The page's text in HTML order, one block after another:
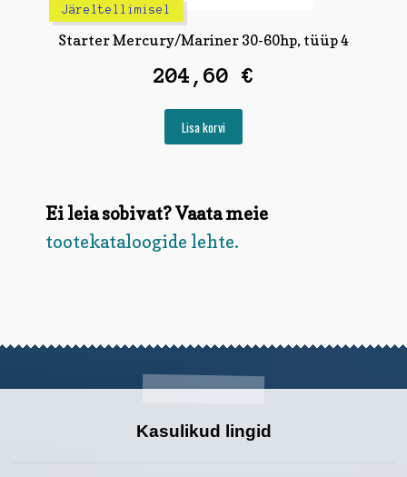
Järeltellimisel
Starter Mercury/Mariner 30-60hp, tüüp 4
204,60 €
Lisa korvi
Ei leia sobivat? Vaata meie
tootekataloogide lehte.
Kasulikud lingid